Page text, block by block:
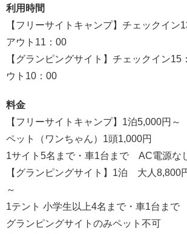
利用時間
【フリーサイトキャンプ】チェックイン
アウト11：00
【グランピングサイト】チェックイン15
ウト10：00
料金
【フリーサイトキャンプ】1泊5,000円～
ペット（ワンちゃん）1頭1,000円
1サイト5名まで・車1台まで AC電源な
【グランピングサイト】1泊 大人8,800
～
1テント 小学生以上4名まで・車1台まで
グランピングサイトのみペット不可